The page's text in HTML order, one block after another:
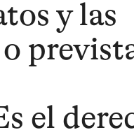
y las
el